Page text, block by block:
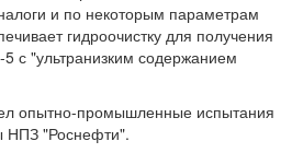
и по некоторым параметрам
гидроочистку для получения
с "ультранизким содержанием
опытно-промышленные испытания
НПЗ "Роснефти".